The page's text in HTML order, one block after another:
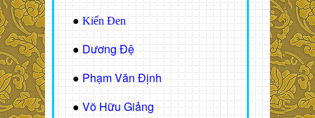
● Kiến Đen
● Dương Đệ
● Phạm Văn Định
● Võ Hữu Giảng